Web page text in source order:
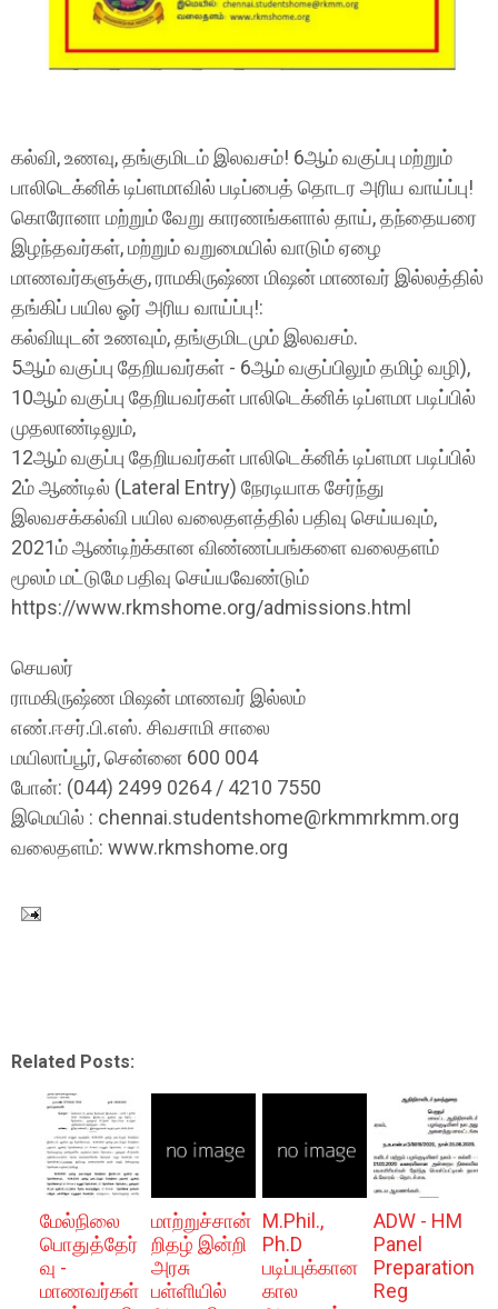
கல்வி, உணவு, தங்குமிடம் இலவசம்! 6ஆம் வகுப்பு மற்றும்
பாலிடெக்னிக் டிப்ளமாவில் படிப்பைத் தொடர அரிய வாய்ப்பு!
கொரோனா மற்றும் வேறு காரணங்களால் தாய், தந்தையரை
இழந்தவர்கள், மற்றும் வறுமையில் வாடும் ஏழை
மாணவர்களுக்கு, ராமகிருஷ்ண மிஷன் மாணவர் இல்லத்தில்
தங்கிப் பயில ஓர் அரிய வாய்ப்பு!:
கல்வியுடன் உணவும், தங்குமிடமும் இலவசம்.
5ஆம் வகுப்பு தேறியவர்கள் - 6ஆம் வகுப்பிலும் தமிழ் வழி),
10ஆம் வகுப்பு தேறியவர்கள் பாலிடெக்னிக் டிப்ளமா படிப்பில்
முதலாண்டிலும்,
12ஆம் வகுப்பு தேறியவர்கள் பாலிடெக்னிக் டிப்ளமா படிப்பில்
2ம் ஆண்டில் (Lateral Entry) நேரடியாக சேர்ந்து
இலவசக்கல்வி பயில வலைதளத்தில் பதிவு செய்யவும்,
2021ம் ஆண்டிற்க்கான விண்ணப்பங்களை வலைதளம்
மூலம் மட்டுமே பதிவு செய்யவேண்டும்
https://www.rkmshome.org/admissions.html
செயலர்
ராமகிருஷ்ண மிஷன் மாணவர் இல்லம்
எண்.ஈசர்.பி.எஸ். சிவசாமி சாலை
மயிலாப்பூர், சென்னை 600 004
போன்: (044) 2499 0264 / 4210 7550
இமெயில் : chennai.studentshome@rkmmrkmm.org
வலைதளம்: www.rkmshome.org
Related Posts:
மேல்நிலை
பொதுத்தேர்
வு -
மாணவர்கள்
மாற்றுச்சான்
றிதழ் இன்றி
அரசு
பள்ளியில்
M.Phil.,
Ph.D
படிப்புக்கான
கால
ADW - HM
Panel
Preparation
Reg